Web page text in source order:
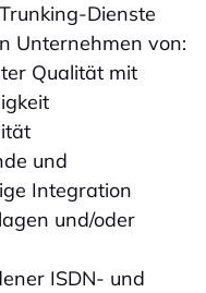
Dienste
Unternehmen von:
Qualität mit
und
Integration
und/oder
ISDN- und